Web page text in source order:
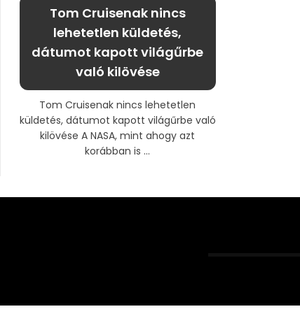
Tom Cruisenak nincs
lehetetlen küldetés,
dátumot kapott világűrbe
való kilövése
Tom Cruisenak nincs lehetetlen
küldetés, dátumot kapott világűrbe való
kilövése A NASA, mint ahogy azt
korábban is ...